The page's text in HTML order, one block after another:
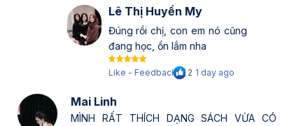
Đúng rồi chị, con em nó cũng
đang học, ổn lắm nha
Lê Thị Huyền My
Like - Feedback 2 1 day ago
MÌNH RẤT THÍCH DẠNG SÁCH VỪA CÓ
Mai Linh